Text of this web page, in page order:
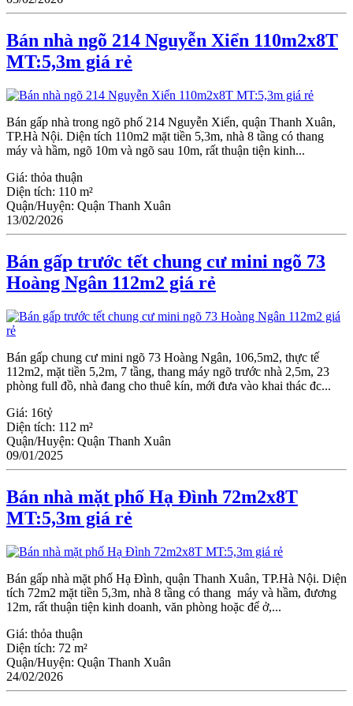
Bán nhà ngõ 214 Nguyễn Xiển 110m2x8T
MT:5,3m giá rẻ
Bán gấp nhà trong ngõ phố 214 Nguyễn Xiển, quận Thanh Xuân,
TP.Hà Nội. Diện tích 110m2 mặt tiền 5,3m, nhà 8 tầng có thang
máy và hầm, ngõ 10m và ngõ sau 10m, rất thuận tiện kinh...
Giá: thỏa thuận
Diện tích: 110 m²
Quận/Huyện: Quận Thanh Xuân
13/02/2026
Bán gấp trước tết chung cư mini ngõ 73
Hoàng Ngân 112m2 giá rẻ
Bán gấp chung cư mini ngõ 73 Hoàng Ngân, 106,5m2, thực tế
112m2, mặt tiền 5,2m, 7 tầng, thang máy ngõ trước nhà 2,5m, 23
phòng full đồ, nhà đang cho thuê kín, mới đưa vào khai thác đc...
Giá: 16tỷ
Diện tích: 112 m²
Quận/Huyện: Quận Thanh Xuân
09/01/2025
Bán nhà mặt phố Hạ Đình 72m2x8T
MT:5,3m giá rẻ
Bán gấp nhà mặt phố Hạ Đình, quận Thanh Xuân, TP.Hà Nội. Diện
tích 72m2 mặt tiền 5,3m, nhà 8 tầng có thang máy và hầm, đương
12m, rất thuận tiện kinh doanh, văn phòng hoặc để ở,...
Giá: thỏa thuận
Diện tích: 72 m²
Quận/Huyện: Quận Thanh Xuân
24/02/2026